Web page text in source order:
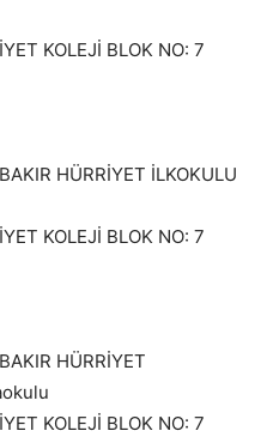
KOLEJİ BLOK NO: 7
HÜRRİYET İLKOKULU
KOLEJİ BLOK NO: 7
HÜRRİYET
KOLEJİ BLOK NO: 7